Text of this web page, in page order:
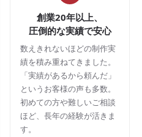
創業20年以上、
圧倒的な実績で安心
数えきれないほどの制作実
績を積み重ねてきました。
「実績があるから頼んだ」
というお客様の声も多数。
初めての方や難しいご相談
ほど、長年の経験が活きま
す。